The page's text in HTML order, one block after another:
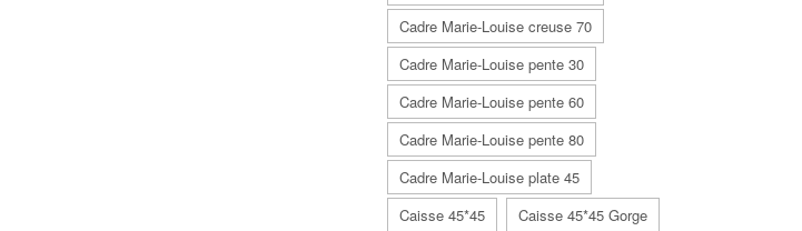
Cadre Marie-Louise creuse 70
Cadre Marie-Louise pente 30
Cadre Marie-Louise pente 60
Cadre Marie-Louise pente 80
Cadre Marie-Louise plate 45
Caisse 45*45
Caisse 45*45 Gorge